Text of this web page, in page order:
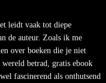
leidt vaak tot diepe
de auteur. Zoals ik me
over boeken die je niet
wereld betrad, gratis ebook
fascinerend als onthutsend